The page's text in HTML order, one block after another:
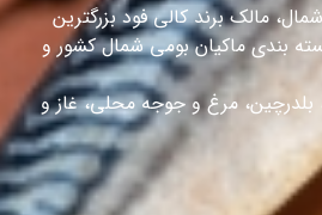
مالک برند کالی فود بزرگترین
بندی ماکیان بومی شمال کشور و
بلدرچین، مرغ و جوجه محلی، غاز و